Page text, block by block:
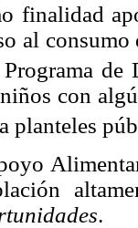
finalidad
al
de
con
planteles
.